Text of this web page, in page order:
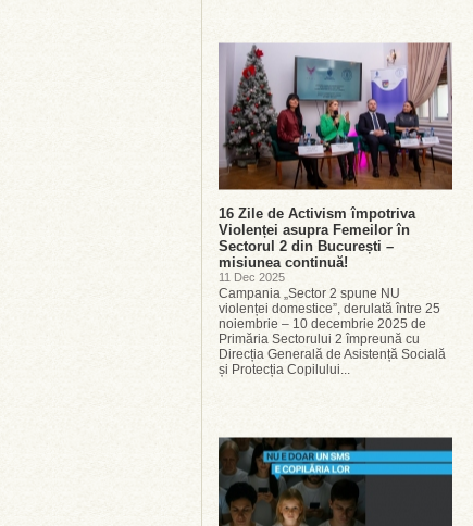
16 Zile de Activism împotriva
Violenței asupra Femeilor în
Sectorul 2 din București –
misiunea continuă!
11 Dec 2025
Campania „Sector 2 spune NU
violenței domestice”, derulată între 25
noiembrie – 10 decembrie 2025 de
Primăria Sectorului 2 împreună cu
Direcția Generală de Asistență Socială
și Protecția Copilului...